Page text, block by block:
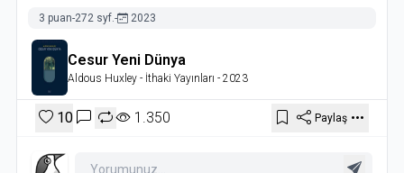
3 puan-272 syf.- 2023
Cesur Yeni Dünya
Aldous Huxley- İthaki Yayınları - 2023
10 1.350 Paylaş